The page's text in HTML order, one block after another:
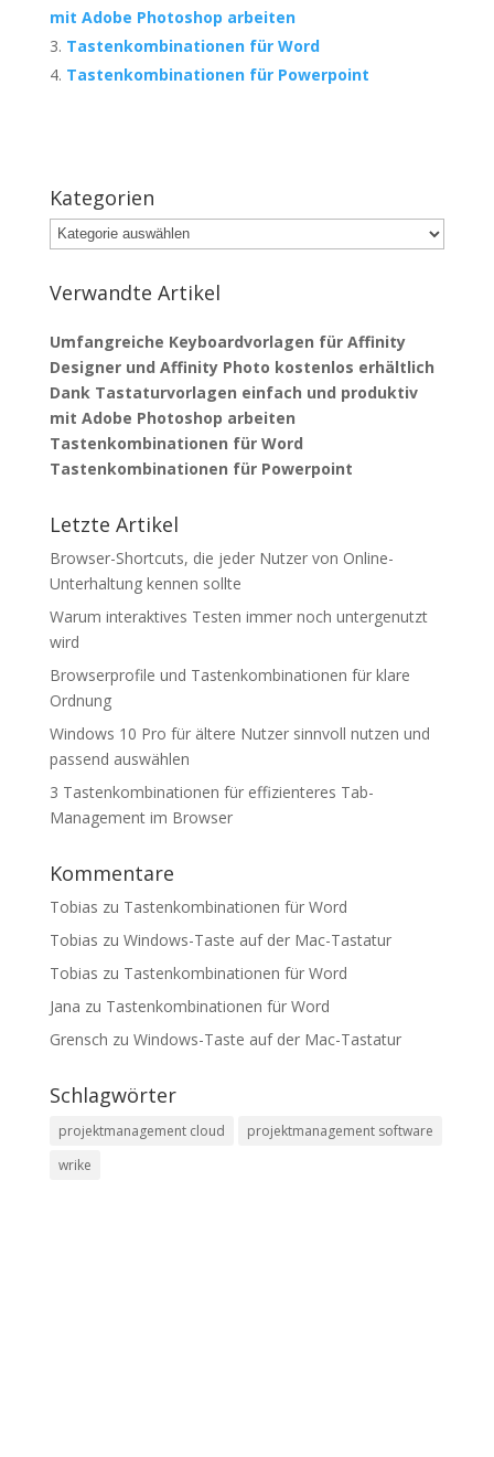
mit Adobe Photoshop arbeiten
Tastenkombinationen für Word
Tastenkombinationen für Powerpoint
Kategorien
Kategorien
Verwandte Artikel
Umfangreiche Keyboardvorlagen für Affinity
Designer und Affinity Photo kostenlos erhältlich
Dank Tastaturvorlagen einfach und produktiv
mit Adobe Photoshop arbeiten
Tastenkombinationen für Word
Tastenkombinationen für Powerpoint
Letzte Artikel
Browser-Shortcuts, die jeder Nutzer von Online-
Unterhaltung kennen sollte
Warum interaktives Testen immer noch untergenutzt
wird
Browserprofile und Tastenkombinationen für klare
Ordnung
Windows 10 Pro für ältere Nutzer sinnvoll nutzen und
passend auswählen
3 Tastenkombinationen für effizienteres Tab-
Management im Browser
Kommentare
Tobias zu Tastenkombinationen für Word
Tobias zu Windows-Taste auf der Mac-Tastatur
Tobias zu Tastenkombinationen für Word
Jana zu Tastenkombinationen für Word
Grensch zu Windows-Taste auf der Mac-Tastatur
Schlagwörter
projektmanagement cloud
projektmanagement software
wrike